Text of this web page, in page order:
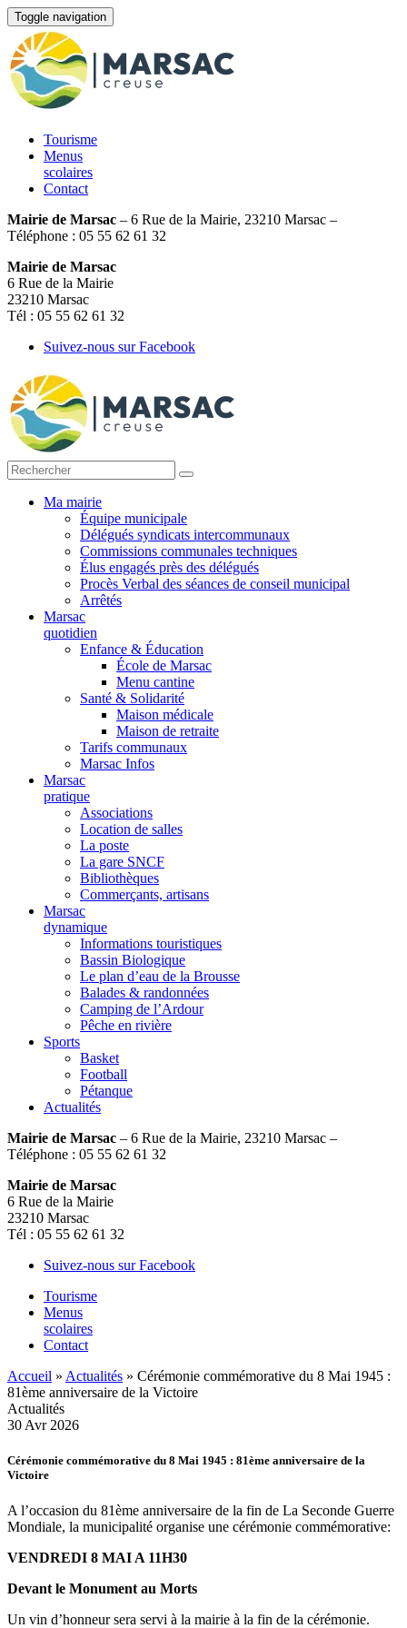
Toggle navigation
Tourisme
Menus
scolaires
Contact
Mairie de Marsac – 6 Rue de la Mairie, 23210 Marsac –
Téléphone : 05 55 62 61 32
Mairie de Marsac
6 Rue de la Mairie
23210 Marsac
Tél : 05 55 62 61 32
Suivez-nous sur Facebook
Ma mairie
Équipe municipale
Délégués syndicats intercommunaux
Commissions communales techniques
Élus engagés près des délégués
Procès Verbal des séances de conseil municipal
Arrêtés
Marsac
quotidien
Enfance & Éducation
École de Marsac
Menu cantine
Santé & Solidarité
Maison médicale
Maison de retraite
Tarifs communaux
Marsac Infos
Marsac
pratique
Associations
Location de salles
La poste
La gare SNCF
Bibliothèques
Commerçants, artisans
Marsac
dynamique
Informations touristiques
Bassin Biologique
Le plan d’eau de la Brousse
Balades & randonnées
Camping de l’Ardour
Pêche en rivière
Sports
Basket
Football
Pétanque
Actualités
Mairie de Marsac – 6 Rue de la Mairie, 23210 Marsac –
Téléphone : 05 55 62 61 32
Mairie de Marsac
6 Rue de la Mairie
23210 Marsac
Tél : 05 55 62 61 32
Suivez-nous sur Facebook
Tourisme
Menus
scolaires
Contact
Accueil » Actualités » Cérémonie commémorative du 8 Mai 1945 :
81ème anniversaire de la Victoire
Actualités
30 Avr 2026
Cérémonie commémorative du 8 Mai 1945 : 81ème anniversaire de la
Victoire
A l’occasion du 81ème anniversaire de la fin de La Seconde Guerre
Mondiale, la municipalité organise une cérémonie commémorative:
VENDREDI 8 MAI A 11H30
Devant le Monument au Morts
Un vin d’honneur sera servi à la mairie à la fin de la cérémonie.